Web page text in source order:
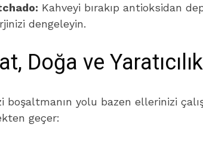
Kahveyi bırakıp antioksidan
dengeleyin.
Doğa ve Yaratıcılık
boşaltmanın yolu bazen ellerinizi
geçer: